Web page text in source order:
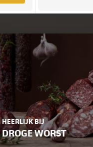
HEERLIJK BIJ
DROGE WORST